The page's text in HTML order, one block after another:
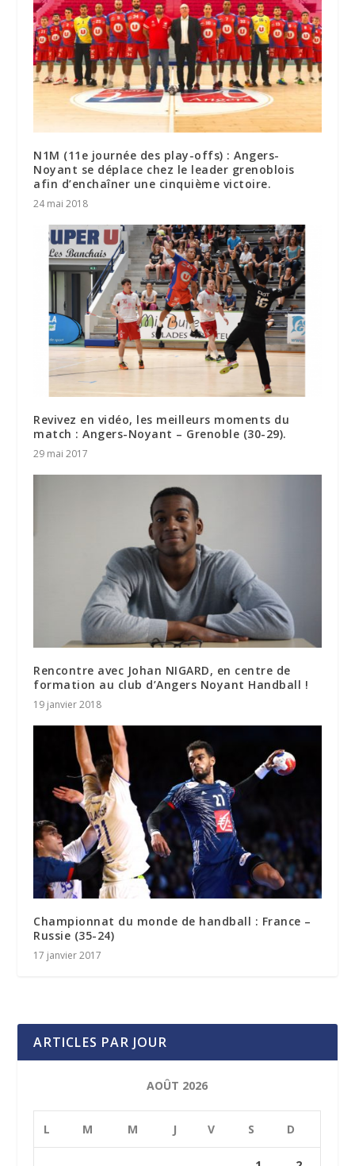
N1M (11e journée des play-offs) : Angers-
Noyant se déplace chez le leader grenoblois
afin d’enchaîner une cinquième victoire.
24 mai 2018
Revivez en vidéo, les meilleurs moments du
match : Angers-Noyant – Grenoble (30-29).
29 mai 2017
Rencontre avec Johan NIGARD, en centre de
formation au club d’Angers Noyant Handball !
19 janvier 2018
Championnat du monde de handball : France –
Russie (35-24)
17 janvier 2017
ARTICLES PAR JOUR
AOÛT 2026
L M M J V S D